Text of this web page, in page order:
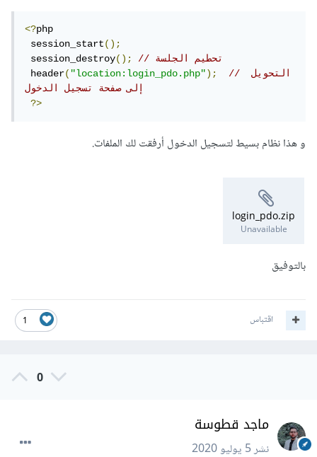
<?php
session_start();
session_destroy();
header("location:login_pdo.php");
// التحويل
إلى صفحة تسجيل الدخول
?>
و هذا نظام بسيط لتسجيل الدخول أرفقت لك الملفات.
login_pdo.zip
Unavailable
بالتوفيق
1 اقتباس
0
ماجد قطوسة
نشر5 يوليو 2020